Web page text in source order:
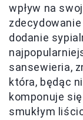
wpływ na
dodanie
sansewieria,
która, będąc
komponuje
smukłym